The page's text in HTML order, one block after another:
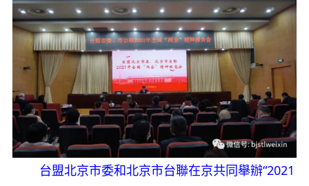
台盟北京市委和北京市台聯在京共同舉辦“2021